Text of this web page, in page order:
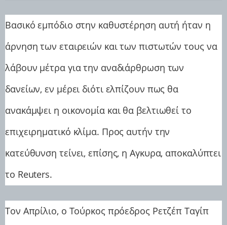
Βασικό εμπόδιο στην καθυστέρηση αυτή ήταν η
άρνηση των εταιρειών και των πιστωτών τους να
λάβουν μέτρα για την αναδιάρθρωση των
δανείων, εν μέρει διότι ελπίζουν πως θα
ανακάμψει η οικονομία και θα βελτιωθεί το
επιχειρηματικό κλίμα. Προς αυτήν την
κατεύθυνση τείνει, επίσης, η Αγκυρα, αποκαλύπτει
το Reuters.
Τον Απρίλιο, ο Τούρκος πρόεδρος Ρετζέπ Ταγίπ